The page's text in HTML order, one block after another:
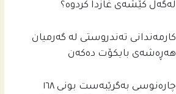
له‌گه‌ڵ كێشه‌ى غازدا كردوه‌؟
کارمەندانی تەندروستی لە گەرمیان
هەڕەشەی بایکۆت دەکەن
چاره‌نوسى به‌گرێبه‌ست بونى ١٦٨